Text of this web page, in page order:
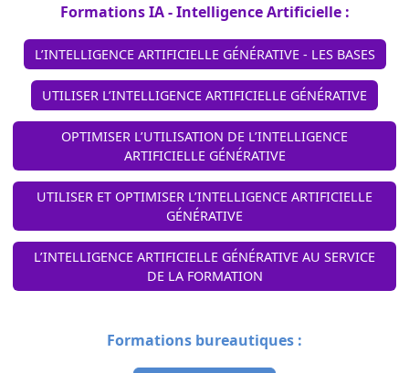
Formations IA - Intelligence Artificielle :
L’INTELLIGENCE ARTIFICIELLE GÉNÉRATIVE - LES BASES
UTILISER L’INTELLIGENCE ARTIFICIELLE GÉNÉRATIVE
OPTIMISER L’UTILISATION DE L’INTELLIGENCE
ARTIFICIELLE GÉNÉRATIVE
UTILISER ET OPTIMISER L’INTELLIGENCE ARTIFICIELLE
GÉNÉRATIVE
L’INTELLIGENCE ARTIFICIELLE GÉNÉRATIVE AU SERVICE
DE LA FORMATION
Formations bureautiques :